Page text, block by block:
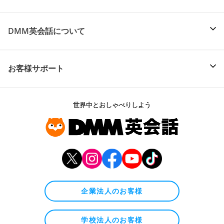
DMM英会話について
お客様サポート
世界中とおしゃべりしよう
企業法人のお客様
学校法人のお客様